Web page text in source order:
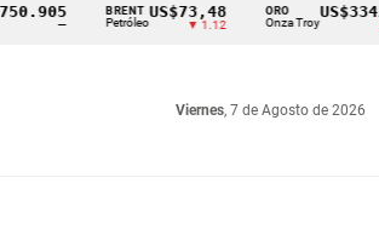
BRENT
Petróleo
US$73,48
▼ 1.12 Onza Troy ▲
Viernes, 7 de Agosto de 2026